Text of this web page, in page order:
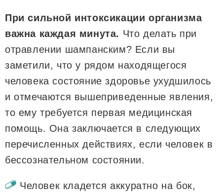
При сильной интоксикации организма
важна каждая минута. Что делать при
отравлении шампанским? Если вы
заметили, что у рядом находящегося
человека состояние здоровье ухудшилось
и отмечаются вышеприведенные явления,
то ему требуется первая медицинская
помощь. Она заключается в следующих
перечисленных действиях, если человек в
бессознательном состоянии.
Человек кладется аккуратно на бок,